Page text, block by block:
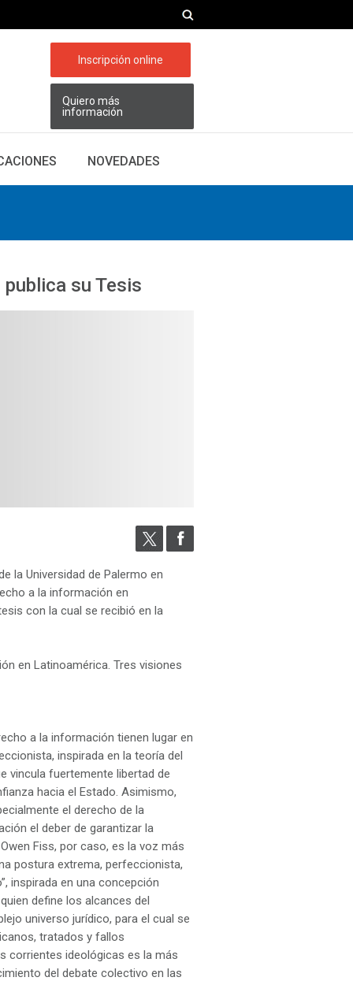
Inscripción online
Quiero más
información
NOVEDADES
su Tesis
la Universidad de Palermo en
a la información en
con la cual se recibió en la
en Latinoamérica. Tres visiones
a la información tienen lugar en
inspirada en la teoría del
vincula fuertemente libertad de
hacia el Estado. Asimismo,
el derecho de la
el deber de garantizar la
Fiss, por caso, es la voz más
postura extrema, perfeccionista,
inspirada en una concepción
define los alcances del
universo jurídico, para el cual se
tratados y fallos
corrientes ideológicas es la más
del debate colectivo en las